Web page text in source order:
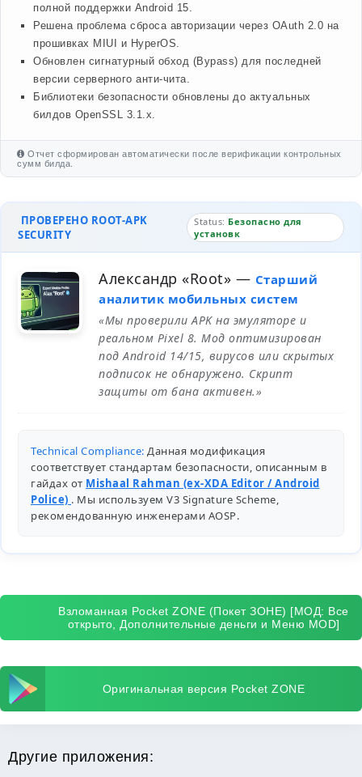
полной поддержки Android 15.
Решена проблема сброса авторизации через OAuth 2.0 на
прошивках MIUI и HyperOS.
Обновлен сигнатурный обход (Bypass) для последней
версии серверного анти-чита.
Библиотеки безопасности обновлены до актуальных
билдов OpenSSL 3.1.x.
Отчет сформирован автоматически после верификации контрольных
сумм билда.
ПРОВЕРЕНО ROOT-APK
SECURITY
Status: Безопасно для
установк
Александр «Root» — Старший
аналитик мобильных систем
«Мы проверили APK на эмуляторе и
реальном Pixel 8. Мод оптимизирован
под Android 14/15, вирусов или скрытых
подписок не обнаружено. Скрипт
защиты от бана активен.»
Technical Compliance: Данная модификация
соответствует стандартам безопасности, описанным в
гайдах от Mishaal Rahman (ex-XDA Editor / Android
Police) . Мы используем V3 Signature Scheme,
рекомендованную инженерами AOSP.
Взломанная Pocket ZONE (Покет ЗОНЕ) [МОД: Все
открыто, Дополнительные деньги и Меню MOD]
Оригинальная версия Pocket ZONE
Другие приложения: